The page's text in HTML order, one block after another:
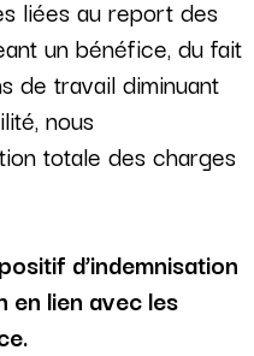
liées au report des
un bénéfice, du fait
de travail diminuant
nous
totale des charges
d’indemnisation
en lien avec les